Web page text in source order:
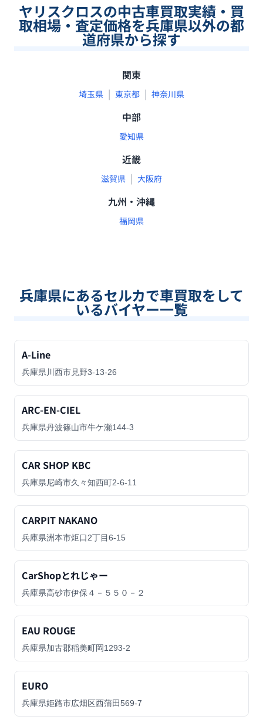
ヤリスクロスの中古車買取実績・買
取相場・査定価格を兵庫県以外の都
道府県から探す
関東
埼玉県 | 東京都 | 神奈川県
中部
愛知県
近畿
滋賀県 | 大阪府
九州・沖縄
福岡県
兵庫県にあるセルカで車買取をして
いるバイヤー一覧
A-Line
兵庫県川西市見野3-13-26
ARC-EN-CIEL
兵庫県丹波篠山市牛ケ瀬144-3
CAR SHOP KBC
兵庫県尼崎市久々知西町2-6-11
CARPIT NAKANO
兵庫県洲本市炬口2丁目6-15
CarShopとれじゃー
兵庫県高砂市伊保４－５５０－２
EAU ROUGE
兵庫県加古郡稲美町岡1293-2
EURO
兵庫県姫路市広畑区西蒲田569-7